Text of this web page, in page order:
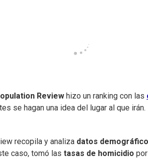
Review hizo un ranking con las
se hagan una idea del lugar al que
recopila y analiza datos
caso, tomó las tasas de homicidio